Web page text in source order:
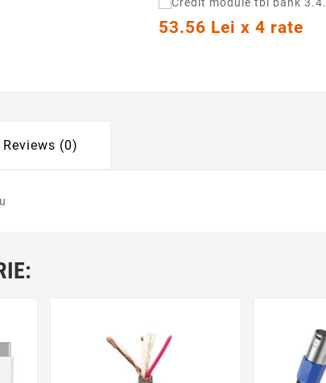
53.56 Lei x 4 rate
Reviews (0)